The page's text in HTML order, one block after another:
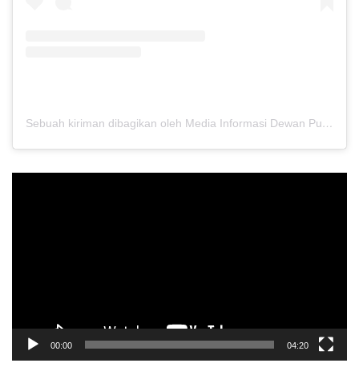
Sebuah kiriman dibagikan oleh Media Informasi Dewan Pusat Persaudaraan Setia Hati Terate (@media.dewanpusat)
00:00 04:20